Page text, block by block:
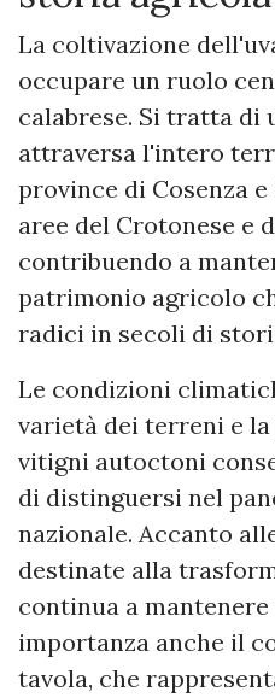
La coltivazione
occupare un ruolo
calabrese. Si tratta di
attraversa l'intero
province di Cosenza
aree del Crotonese e
contribuendo a
patrimonio agricolo
radici in secoli di
Le condizioni
varietà dei terreni e
vitigni autoctoni
di distinguersi nel
nazionale. Accanto
destinate alla
continua a
importanza anche il
tavola, che